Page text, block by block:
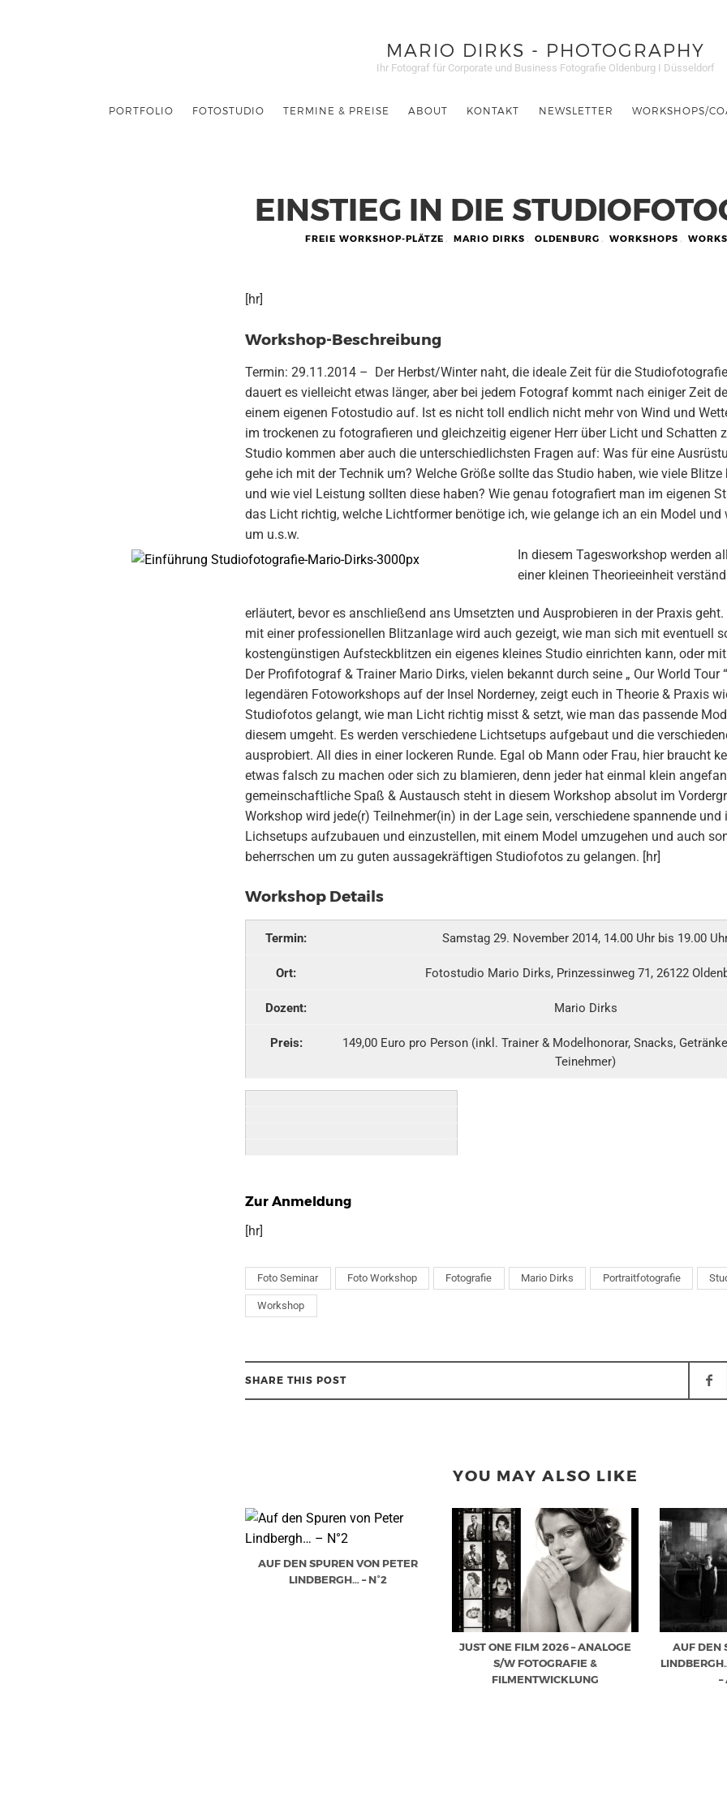
MARIO DIRKS - PHOTOGRAPHY
Ihr Fotograf für Corporate und Business Fotografie Oldenburg I Düsseldorf
PORTFOLIO FOTOSTUDIO TERMINE & PREISE ABOUT KONTAKT NEWSLETTER WORKSHOPS/
EINSTIEG IN DIE
FREIE WORKSHOP-PLÄTZE , MARIO DIRKS , OLDENBURG , WORKSHOPS ,
[hr]
Workshop-Beschreibung
Termin: 29.11.2014 – Der Herbst/Winter naht, die ideale Zeit für die
dauert es vielleicht etwas länger, aber bei jedem Fotograf kommt nach einiger Zeit
einem eigenen Fotostudio auf. Ist es nicht toll endlich nicht mehr von Wind und
im trockenen zu fotografieren und gleichzeitig eigener Herr über Licht und Schatten
Studio kommen aber auch die unterschiedlichsten Fragen auf: Was für eine
gehe ich mit der Technik um? Welche Größe sollte das Studio haben, wie viele
und wie viel Leistung sollten diese haben? Wie genau fotografiert man im eigenen
das Licht richtig, welche Lichtformer benötige ich, wie gelange ich an ein Model und
um u.s.w.
In diesem Tagesworkshop werden
einer kleinen Theorieeinheit
erläutert, bevor es anschließend ans Umsetzten und Ausprobieren in der Praxis
mit einer professionellen Blitzanlage wird auch gezeigt, wie man sich mit eventuell
kostengünstigen Aufsteckblitzen ein eigenes kleines Studio einrichten kann, oder
Der Profifotograf & Trainer Mario Dirks, vielen bekannt durch seine „ Our World Tour
legendären Fotoworkshops auf der Insel Norderney, zeigt euch in Theorie & Praxis
Studiofotos gelangt, wie man Licht richtig misst & setzt, wie man das passende
diesem umgeht. Es werden verschiedene Lichtsetups aufgebaut und die
ausprobiert. All dies in einer lockeren Runde. Egal ob Mann oder Frau, hier braucht
etwas falsch zu machen oder sich zu blamieren, denn jeder hat einmal klein
gemeinschaftliche Spaß & Austausch steht in diesem Workshop absolut im
Workshop wird jede(r) Teilnehmer(in) in der Lage sein, verschiedene spannende und
Lichsetups aufzubauen und einzustellen, mit einem Model umzugehen und auch
beherrschen um zu guten aussagekräftigen Studiofotos zu gelangen. [hr]
Workshop Details
Termin: Samstag 29. November 2014, 14.00 Uhr bis 19.00
Ort: Fotostudio Mario Dirks, Prinzessinweg 71, 26122
Dozent: Mario Dirks
Preis:
149,00 Euro pro Person (inkl. Trainer & Modelhonorar, Snacks,
Teinehmer)
Zur Anmeldung
[hr]
Foto Seminar Foto Workshop Fotografie Mario Dirks Portraitfotografie
Workshop
SHARE THIS POST
YOU MAY ALSO LIKE
AUF DEN SPUREN VON PETER
LINDBERGH… – N°2
JUST ONE FILM 2026 – ANALOGE
S/W FOTOGRAFIE &
FILMENTWICKLUNG
AUF DEN
–